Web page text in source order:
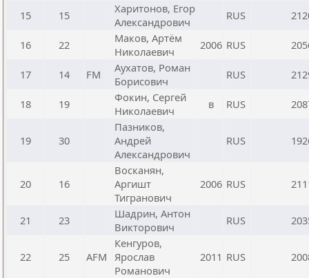
15 15
Харитонов, Егор
Александрович
RUS
16 22
Маков, Артём
Николаевич
2006 RUS
17 14 FM
Аухатов, Роман
Борисович
RUS
18 19
Фокин, Сергей
Николаевич
в RUS
19 30
Пазников,
Андрей
Александрович
RUS
20 16
Восканян,
Аргишт
Тигранович
2006 RUS
21 23
Шадрин, Антон
Викторович
RUS
22 25 AFM
Кенгуров,
Ярослав
Романович
2011 RUS